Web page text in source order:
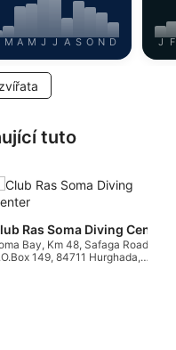
M A M J J A S O N D J F
tuto
Ras Soma Diving Center
Bay, Km 48, Safaga Road,
149, 84711 Hurghada,